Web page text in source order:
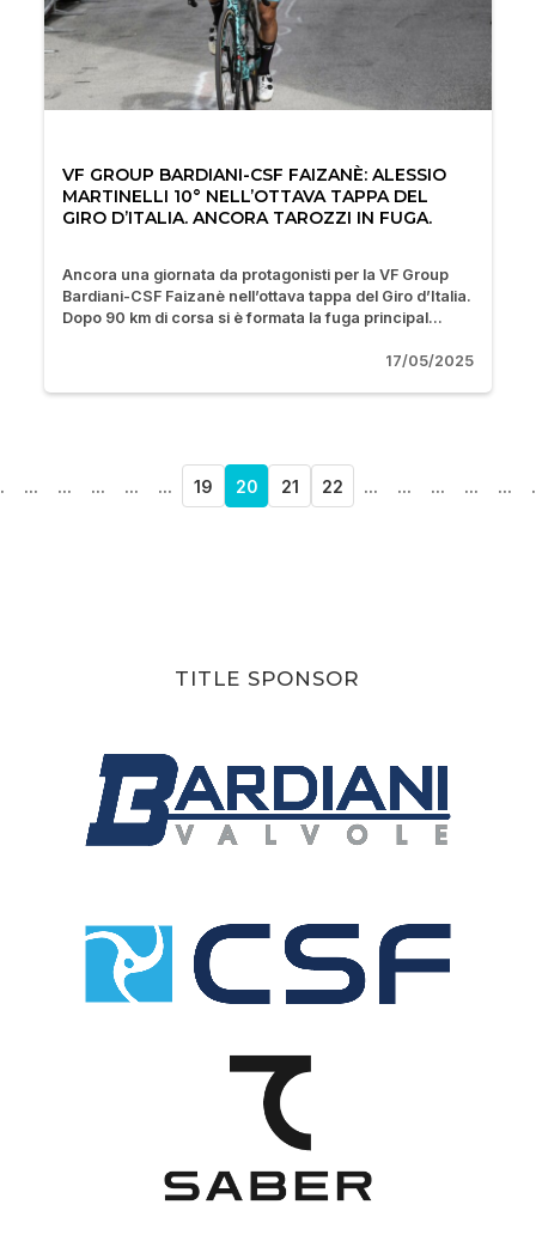
VF GROUP BARDIANI-CSF FAIZANÈ: ALESSIO
MARTINELLI 10° NELL’OTTAVA TAPPA DEL
GIRO D’ITALIA. ANCORA TAROZZI IN FUGA.
Ancora una giornata da protagonisti per la VF Group
Bardiani-CSF Faizanè nell’ottava tappa del Giro d’Italia.
Dopo 90 km di corsa si è formata la fuga principal...
17/05/2025
... ... ... ... ... 19 20 21 22 ... ... ... ... ...
TITLE SPONSOR